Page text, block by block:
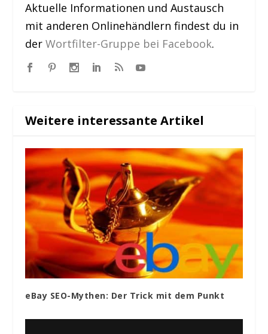
Aktuelle Informationen und Austausch
mit anderen Onlinehändlern findest du in
derWortfilter-Gruppe bei Facebook.
Weitere interessante Artikel
eBay SEO-Mythen: Der Trick mit dem Punkt